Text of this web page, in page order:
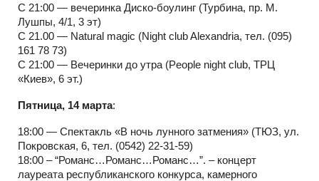
С 21:00 — вечеринка Диско-боулинг (Турбина, пр. М.
Лушпы, 4/1, 3 эт)
С 21.00 — Natural magic (Night club Alexandria, тел. (095)
161 78 73)
С 21:00 — Вечеринки до утра (People night club, ТРЦ
«Киев», 6 эт.)
Пятница, 14 марта:
18:00 — Спектакль «В ночь лунного затмения» (ТЮЗ, ул.
Покровская, 6, тел. (0542) 22-31-59)
18:00 – “Романс…Романс…Романс…”. – концерт
лауреата республиканского конкурса, камерного